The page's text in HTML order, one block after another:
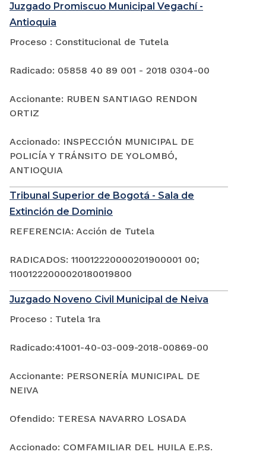
Juzgado Promiscuo Municipal Vegachí -
Antioquia
Proceso : Constitucional de Tutela
Radicado: 05858 40 89 001 - 2018 0304-00
Accionante: RUBEN SANTIAGO RENDON
ORTIZ
Accionado: INSPECCIÓN MUNICIPAL DE
POLICÍA Y TRÁNSITO DE YOLOMBÓ,
ANTIOQUIA
Tribunal Superior de Bogotá - Sala de
Extinción de Dominio
REFERENCIA: Acción de Tutela
RADICADOS: 110012220000201900001 00;
11001222000020180019800
Juzgado Noveno Civil Municipal de Neiva
Proceso : Tutela 1ra
Radicado:41001-40-03-009-2018-00869-00
Accionante: PERSONERÍA MUNICIPAL DE
NEIVA
Ofendido: TERESA NAVARRO LOSADA
Accionado: COMFAMILIAR DEL HUILA E.P.S.